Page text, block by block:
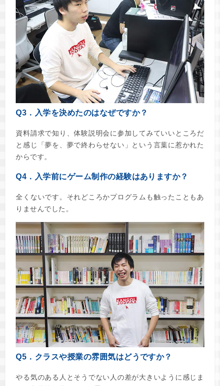
Q3．入学を決めたのはなぜですか？
資料請求で知り、体験説明会に参加してみていいところだ
と感じ「夢を、夢で終わらせない」という言葉に惹かれた
からです。
Q4．入学前にゲーム制作の経験はありますか？
全くないです。それどころかプログラムも触ったこともあ
りませんでした。
Q5．クラスや授業の雰囲気はどうですか？
やる気のある人とそうでない人の差が大きいように感じま